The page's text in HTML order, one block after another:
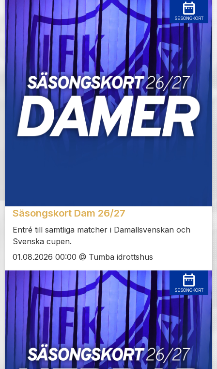
Säsongskort Dam 26/27
Entré till samtliga matcher i Damallsvenskan och
Svenska cupen.
01.08.2026 00:00 @ Tumba idrottshus
SESONGKORT
SESONGKORT